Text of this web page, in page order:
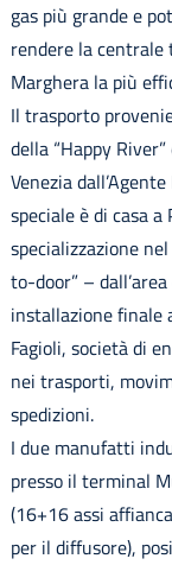
gas più grande e
rendere la
Marghera la più
Il trasporto
della “Happy
Venezia
speciale è di casa
specializzazione
to-door” –
installazione finale
Fagioli, società di
nei trasporti,
spedizioni.
I due manufatti
presso il terminal
(16+16 assi
per il diffusore),